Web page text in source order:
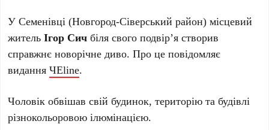
У Семенівці (Новгород-Сіверський район) місцевий
жительІгор Сич біля свого подвір’я створив
справжнє новорічне диво. Про це повідомляє
виданняЧЕline.
Чоловік обвішав свій будинок, територію та будівлі
різнокольоровою ілюмінацією.